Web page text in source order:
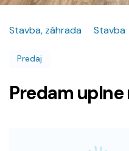
Stavba, záhrada Stavba
Predaj
Predam